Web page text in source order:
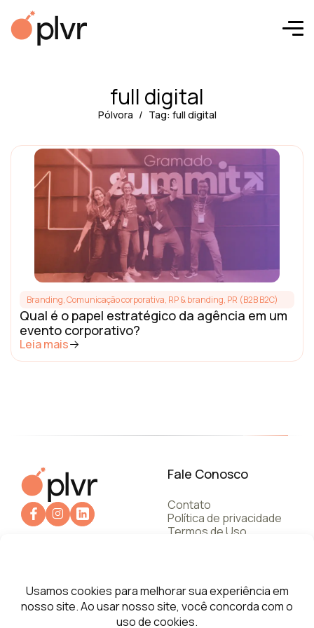
full digital
Pólvora Tag: full digital
Branding,Comunicação corporativa, RP & branding, PR (B2B B2C)
Qual é o papel estratégico da agência em um
evento corporativo?
Leia mais
Fale Conosco
Contato
Política de privacidade
Termos de Uso